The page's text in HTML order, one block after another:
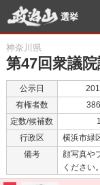
選挙
神奈川県
第47回衆議
公示日
有権者数
定数/候補数
行政区
横浜市緑
備考
顔写真や
ください。